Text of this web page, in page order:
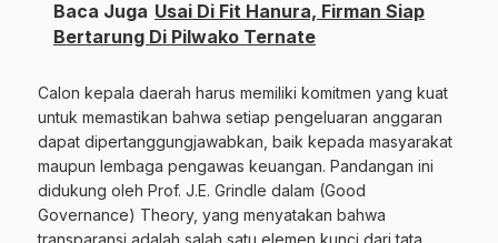
Baca Juga Usai Di Fit Hanura, Firman Siap
Bertarung Di Pilwako Ternate
Calon kepala daerah harus memiliki komitmen yang kuat
untuk memastikan bahwa setiap pengeluaran anggaran
dapat dipertanggungjawabkan, baik kepada masyarakat
maupun lembaga pengawas keuangan. Pandangan ini
didukung oleh Prof. J.E. Grindle dalam (Good
Governance) Theory, yang menyatakan bahwa
transparansi adalah salah satu elemen kunci dari tata